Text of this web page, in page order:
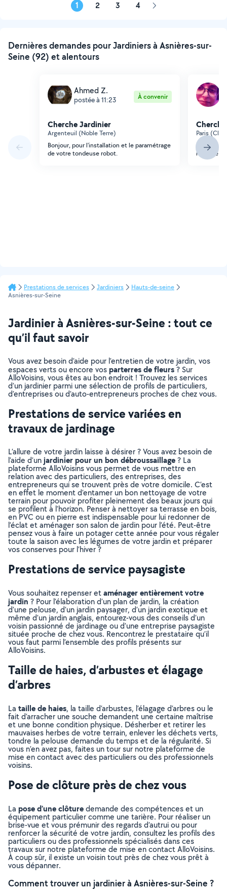
1 2 3 4 Page
Dernières demandes pour Jardiniers à Asnières-sur-
Seine (92) et alentours
Ahmed Z.
postée à 11:23 À convenir
Cherche Jardinier
Argenteuil (Noble Terre)
Bonjour, pour l'installation et le paramétrage
de votre tondeuse robot.
Paris
Bonjour,
manage
Prestations de services Jardiniers
Hauts-de-seine
Asnières-sur-Seine
Jardinier à Asnières-sur-Seine : tout ce
qu’il faut savoir
Vous avez besoin d’aide pour l’entretien de votre jardin, vos
espaces verts ou encore vosparterres de fleurs? Sur
AlloVoisins, vous êtes au bon endroit ! Trouvez les services
d’un jardinier parmi une sélection de profils de particuliers,
d’entreprises ou d’auto-entrepreneurs proches de chez vous.
Prestations de service variées en
travaux de jardinage
L’allure de votre jardin laisse à désirer ? Vous avez besoin de
l’aide d’unjardinier pour un bon débroussaillage? La
plateforme AlloVoisins vous permet de vous mettre en
relation avec des particuliers, des entreprises, des
entrepreneurs qui se trouvent près de votre domicile. C’est
en effet le moment d’entamer un bon nettoyage de votre
terrain pour pouvoir profiter pleinement des beaux jours qui
se profilent à l’horizon. Penser à nettoyer sa terrasse en bois,
en PVC ou en pierre est indispensable pour lui redonner de
l’éclat et aménager son salon de jardin pour l’été. Peut-être
pensez vous à faire un potager cette année pour vous régaler
toute la saison avec les légumes de votre jardin et préparer
vos conserves pour l’hiver ?
Prestations de service paysagiste
Vous souhaitez repenser etaménager entièrement votre
jardin ? Pour l’élaboration d’un plan de jardin, la création
d’une pelouse, d’un jardin paysager, d’un jardin exotique et
même d’un jardin anglais, entourez-vous des conseils d’un
voisin passionné de jardinage ou d’une entreprise paysagiste
située proche de chez vous. Rencontrez le prestataire qu’il
vous faut parmi l’ensemble des profils présents sur
AlloVoisins.
Taille de haies, d’arbustes et élagage
d’arbres
La taille de haies, la taille d’arbustes, l’élagage d’arbres ou le
fait d’arracher une souche demandent une certaine maîtrise
et une bonne condition physique. Désherber et retirer les
mauvaises herbes de votre terrain, enlever les déchets verts,
tondre la pelouse demande du temps et de la régularité. Si
vous n’en avez pas, faites un tour sur notre plateforme de
mise en contact avec des particuliers ou des professionnels
voisins.
Pose de clôture près de chez vous
La pose d’une clôturedemande des compétences et un
équipement particulier comme une tarière. Pour réaliser un
brise-vue et vous prémunir des regards d’autrui ou pour
renforcer la sécurité de votre jardin, consultez les profils des
particuliers ou des professionnels spécialisés dans ces
travaux sur notre plateforme de mise en contact AlloVoisins.
À coup sûr, il existe un voisin tout près de chez vous prêt à
vous dépanner.
Comment trouver un jardinier à Asnières-sur-Seine ?